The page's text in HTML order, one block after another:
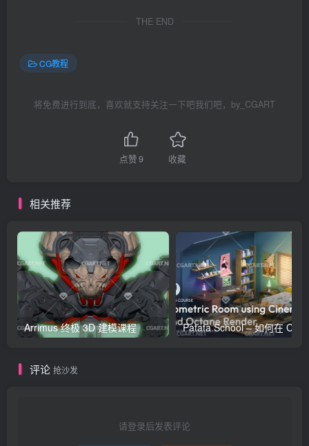
THE END
CG教程
将免费进行到底，喜欢就支持关注一下吧我们吧，by_CGART
点赞9 收藏
相关推荐
Arrimus 终极 3D 建模课程
评论 抢沙发
请登录后发表评论